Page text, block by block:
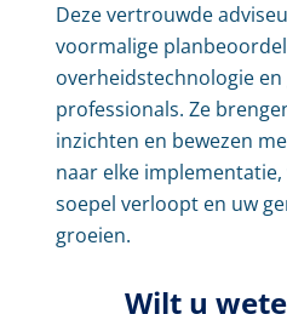
Deze vertrouwde
voormalige
overheidstechnologie
professionals. Ze
inzichten en bewezen
naar elke
soepel verloopt en uw
groeien.
Wilt u